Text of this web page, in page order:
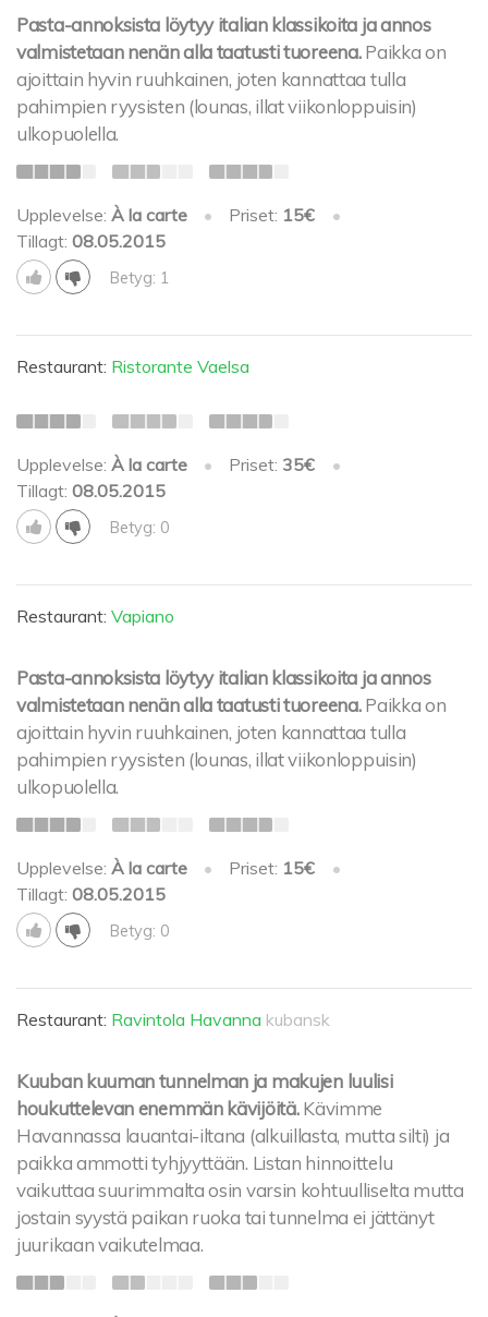
Pasta-annoksista löytyy italian klassikoita ja annos
valmistetaan nenän alla taatusti tuoreena. Paikka on
ajoittain hyvin ruuhkainen, joten kannattaa tulla
pahimpien ryysisten (lounas, illat viikonloppuisin)
ulkopuolella.
Upplevelse: À la carte • Priset: 15€
•
Tillagt: 08.05.2015
Betyg: 1
Restaurant: Ristorante Vaelsa
Upplevelse: À la carte • Priset: 35€
•
Tillagt: 08.05.2015
Betyg: 0
Restaurant: Vapiano
Pasta-annoksista löytyy italian klassikoita ja annos
valmistetaan nenän alla taatusti tuoreena. Paikka on
ajoittain hyvin ruuhkainen, joten kannattaa tulla
pahimpien ryysisten (lounas, illat viikonloppuisin)
ulkopuolella.
Upplevelse: À la carte • Priset: 15€
•
Tillagt: 08.05.2015
Betyg: 0
Restaurant: Ravintola Havanna kubansk
Kuuban kuuman tunnelman ja makujen luulisi
houkuttelevan enemmän kävijöitä. Kävimme
Havannassa lauantai-iltana (alkuillasta, mutta silti) ja
paikka ammotti tyhjyyttään. Listan hinnoittelu
vaikuttaa suurimmalta osin varsin kohtuulliselta mutta
jostain syystä paikan ruoka tai tunnelma ei jättänyt
juurikaan vaikutelmaa.